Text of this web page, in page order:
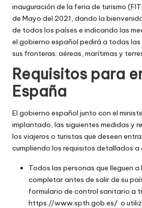
inauguración de la feria de turismo
de Mayo del 2021, dando la
de todos los países e indicando las
el gobierno español pedirá a todas las
sus fronteras: aéreas, marítimas y
Requisitos para
España
El gobierno español junto con el
implantado, las siguientes medidas y
los viajeros o turistas que deseen
cumpliendo los requisitos detallados a
Todos las personas que lleguen a
completar antes de salir de su
formulario de control sanitario a
https://www.spth.gob.es/ o